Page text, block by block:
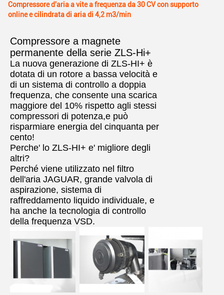
Compressore d'aria a vite a frequenza da 30 CV con supporto
online e cilindrata di aria di 4,2 m3/min
Compressore a magnete
permanente della serie ZLS-Hi+
La nuova generazione di ZLS-HI+ è
dotata di un rotore a bassa velocità e
di un sistema di controllo a doppia
frequenza, che consente una scarica
maggiore del 10% rispetto agli stessi
compressori di potenza,e può
risparmiare energia del cinquanta per
cento!
Perche' lo ZLS-HI+ e' migliore degli
altri?
Perché viene utilizzato nel filtro
dell'aria JAGUAR, grande valvola di
aspirazione, sistema di
raffreddamento liquido individuale, e
ha anche la tecnologia di controllo
della frequenza VSD.